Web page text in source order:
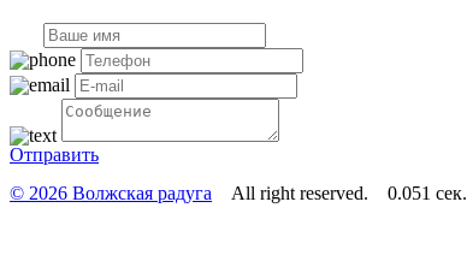
Отправить
© 2026 Волжская радуга All right reserved. 0.051 сек.